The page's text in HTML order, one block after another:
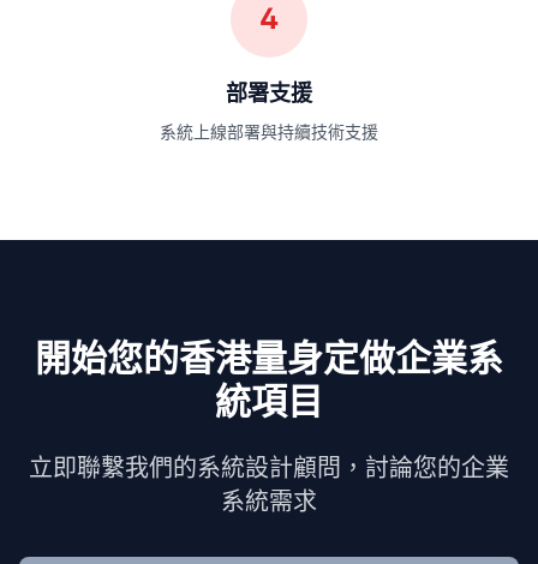
4
部署支援
系統上線部署與持續技術支援
開始您的香港量身定做企業系
統項目
立即聯繫我們的系統設計顧問，討論您的企業
系統需求